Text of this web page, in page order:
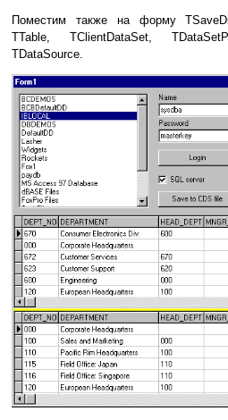
Поместим также на форму
TTable, TClientDataSet,
TDataSource.